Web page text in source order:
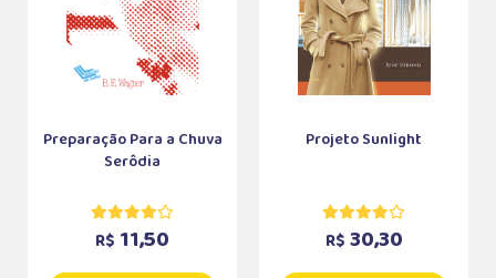
Preparação Para a Chuva
Serôdia
R$ 11,50
Projeto Sunlight
R$ 30,30